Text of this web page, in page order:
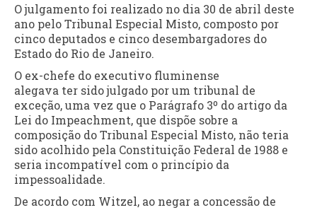
O julgamento foi realizado no dia 30 de abril deste
ano pelo Tribunal Especial Misto, composto por
cinco deputados e cinco desembargadores do
Estado do Rio de Janeiro.
O ex-chefe do executivo fluminense
alegava ter sido julgado por um tribunal de
exceção, uma vez que o Parágrafo 3º do artigo da
Lei do Impeachment, que dispõe sobre a
composição do Tribunal Especial Misto, não teria
sido acolhido pela Constituição Federal de 1988 e
seria incompatível com o princípio da
impessoalidade.
De acordo com Witzel, ao negar a concessão de